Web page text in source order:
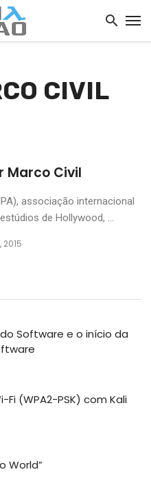
CIVIL
Marco Civil
associação internacional
de Hollywood, ...
2015
Software e o início da
(WPA2-PSK) com Kali
World”